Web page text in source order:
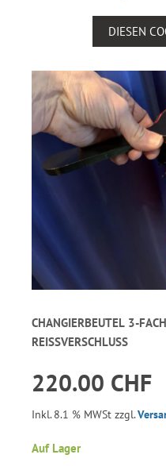
DIESEN
CHANGIERBEUTEL 3-
REISSVERSCHLUSS
220.00 CHF
Inkl. 8.1 % MWSt zzgl.
Auf Lager